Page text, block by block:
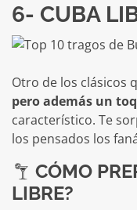
6- CUBA
Otro de los clásicos
pero además un
característico. Te
los pensados los
CÓMO
LIBRE?